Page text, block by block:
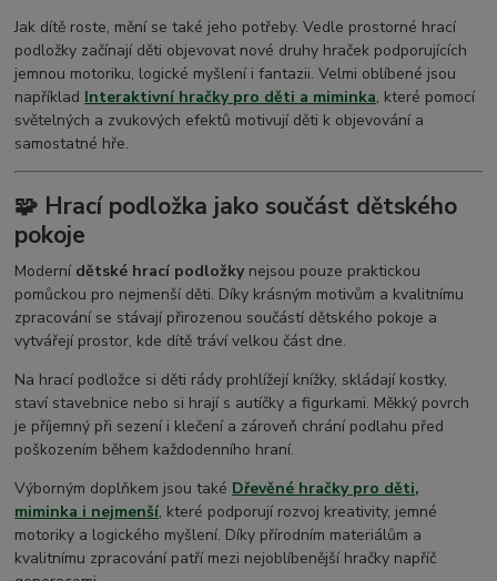
Jak dítě roste, mění se také jeho potřeby. Vedle prostorné hrací
podložky začínají děti objevovat nové druhy hraček podporujících
jemnou motoriku, logické myšlení i fantazii. Velmi oblíbené jsou
například Interaktivní hračky pro děti a miminka, které pomocí
světelných a zvukových efektů motivují děti k objevování a
samostatné hře.
🧩 Hrací podložka jako součást dětského
pokoje
Moderní dětské hrací podložkynejsou pouze praktickou
pomůckou pro nejmenší děti. Díky krásným motivům a kvalitnímu
zpracování se stávají přirozenou součástí dětského pokoje a
vytvářejí prostor, kde dítě tráví velkou část dne.
Na hrací podložce si děti rády prohlížejí knížky, skládají kostky,
staví stavebnice nebo si hrají s autíčky a figurkami. Měkký povrch
je příjemný při sezení i klečení a zároveň chrání podlahu před
poškozením během každodenního hraní.
Výborným doplňkem jsou také Dřevěné hračky pro děti,
miminka i nejmenší, které podporují rozvoj kreativity, jemné
motoriky a logického myšlení. Díky přírodním materiálům a
kvalitnímu zpracování patří mezi nejoblíbenější hračky napříč